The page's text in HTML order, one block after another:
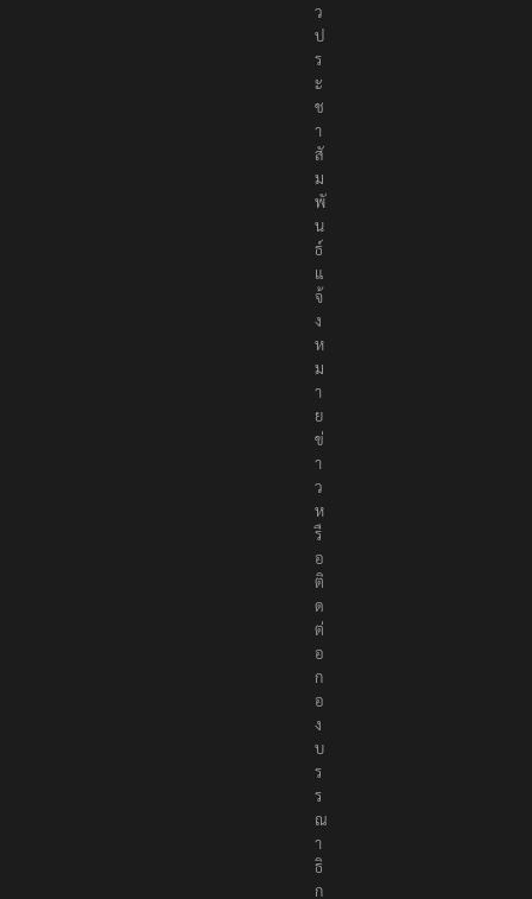
ว
ป
ร
ะ
ช
า
สั
ม
พั
น
ธ์
แ
จ้
ง
ห
ม
า
ย
ข่
า
ว
ห
รื
อ
ติ
ด
ต่
อ
ก
อ
ง
บ
ร
ร
ณ
า
ธิ
ก